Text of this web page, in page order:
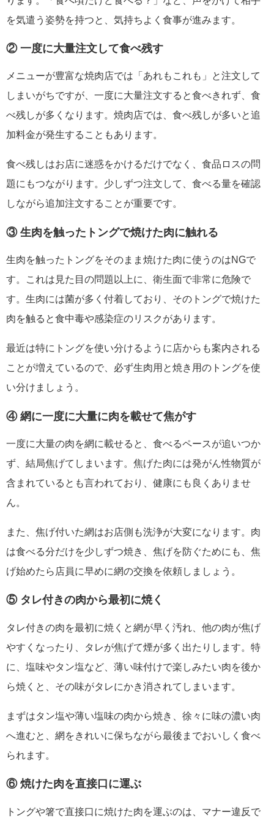
を気遣う姿勢を持つと、気持ちよく食事が進みます。
② 一度に大量注文して食べ残す
メニューが豊富な焼肉店では「あれもこれも」と注文して
しまいがちですが、一度に大量注文すると食べきれず、食
べ残しが多くなります。焼肉店では、食べ残しが多いと追
加料金が発生することもあります。
食べ残しはお店に迷惑をかけるだけでなく、食品ロスの問
題にもつながります。少しずつ注文して、食べる量を確認
しながら追加注文することが重要です。
③ 生肉を触ったトングで焼けた肉に触れる
生肉を触ったトングをそのまま焼けた肉に使うのはNGで
す。これは見た目の問題以上に、衛生面で非常に危険で
す。生肉には菌が多く付着しており、そのトングで焼けた
肉を触ると食中毒や感染症のリスクがあります。
最近は特にトングを使い分けるように店からも案内される
ことが増えているので、必ず生肉用と焼き用のトングを使
い分けましょう。
④ 網に一度に大量に肉を載せて焦がす
一度に大量の肉を網に載せると、食べるペースが追いつか
ず、結局焦げてしまいます。焦げた肉には発がん性物質が
含まれているとも言われており、健康にも良くありませ
ん。
また、焦げ付いた網はお店側も洗浄が大変になります。肉
は食べる分だけを少しずつ焼き、焦げを防ぐためにも、焦
げ始めたら店員に早めに網の交換を依頼しましょう。
⑤ タレ付きの肉から最初に焼く
タレ付きの肉を最初に焼くと網が早く汚れ、他の肉が焦げ
やすくなったり、タレが焦げて煙が多く出たりします。特
に、塩味やタン塩など、薄い味付けで楽しみたい肉を後か
ら焼くと、その味がタレにかき消されてしまいます。
まずはタン塩や薄い塩味の肉から焼き、徐々に味の濃い肉
へ進むと、網をきれいに保ちながら最後までおいしく食べ
られます。
⑥ 焼けた肉を直接口に運ぶ
トングや箸で直接口に焼けた肉を運ぶのは、マナー違反で